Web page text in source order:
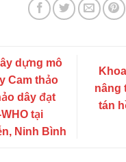
dựng mô
Cam thảo
dây đạt
tại
Ninh Bình
nâng
tán